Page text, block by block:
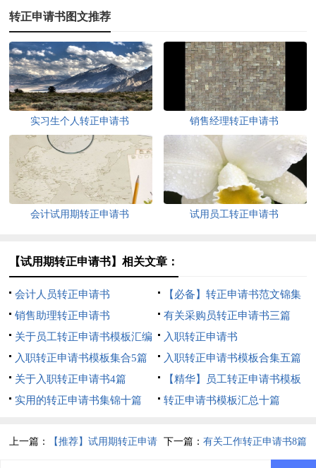
转正申请书图文推荐
实习生个人转正申请书 销售经理转正申请书
会计试用期转正申请书 试用员工转正申请书
【试用期转正申请书】相关文章：
会计人员转正申请书
【必备】转正申请书范文锦集
七篇
销售助理转正申请书
有关采购员转正申请书三篇
关于员工转正申请书模板汇编
八篇
入职转正申请书
入职转正申请书模板集合5篇
入职转正申请书模板合集五篇
关于入职转正申请书4篇
【精华】员工转正申请书模板
锦集9篇
实用的转正申请书集锦十篇 转正申请书模板汇总十篇
上一篇： 【推荐】试用期转正申请 下一篇： 有关工作转正申请书8篇